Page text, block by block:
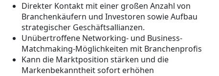
Direkter Kontakt mit einer großen Anzahl von
Branchenkäufern und Investoren sowie Aufbau
strategischer Geschäftsallianzen.
Unübertroffene Networking- und Business-
Matchmaking-Möglichkeiten mit Branchenprofis
Kann die Marktposition stärken und die
Markenbekanntheit sofort erhöhen